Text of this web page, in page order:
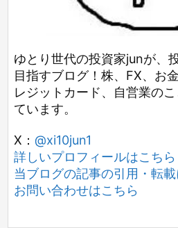
ゆとり世代の投資家junが、
目指すブログ！株、FX、お
レジットカード、自営業の
ています。
X： @xi10jun1
詳しいプロフィールはこちら
当ブログの記事の引用・転
お問い合わせはこちら